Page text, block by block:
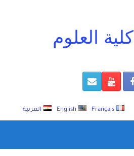
كلية العلوم
العربية English Français